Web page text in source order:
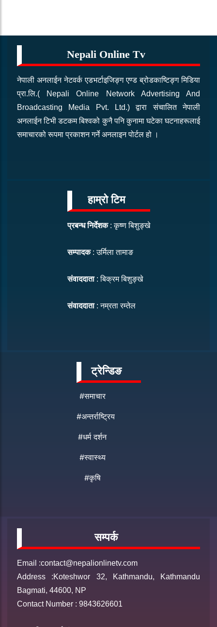
चैत्र २२, २०८२ आइतबार 70 Views
Nepali Online Tv
नेपाली अनलाईन नेटवर्क एडभर्टाइजिङ्ग एण्ड ब्रोडकाष्टिङ्ग मिडिया
प्रा.लि.( Nepali Online Network Advertising And
Broadcasting Media Pvt. Ltd.) द्वारा संचालित नेपाली
अनलाईन टिभी डटकम बिश्वको कुनै पनि कुनामा घटेका घटनाहरूलाई
समाचारको रूपमा प्रकाशन गर्ने अनलाइन पोर्टल हो ।
हाम्रो टिम
प्रबन्ध निर्देशक: कृष्ण बिशुङ्खे
सम्पादक: उर्मिला तामाङ
संवाददाता: बिक्रम बिशुङ्खे
संवाददाता: नम्रता रम्तेल
ट्रेन्डिङ
#समाचार
#अन्तर्राष्ट्रिय
#धर्म दर्शन
#स्वास्थ्य
#कृषि
सम्पर्क
Email :contact@nepalionlinetv.com
Address :Koteshwor 32, Kathmandu, Kathmandu
Bagmati, 44600, NP
Contact Number : 9843626601